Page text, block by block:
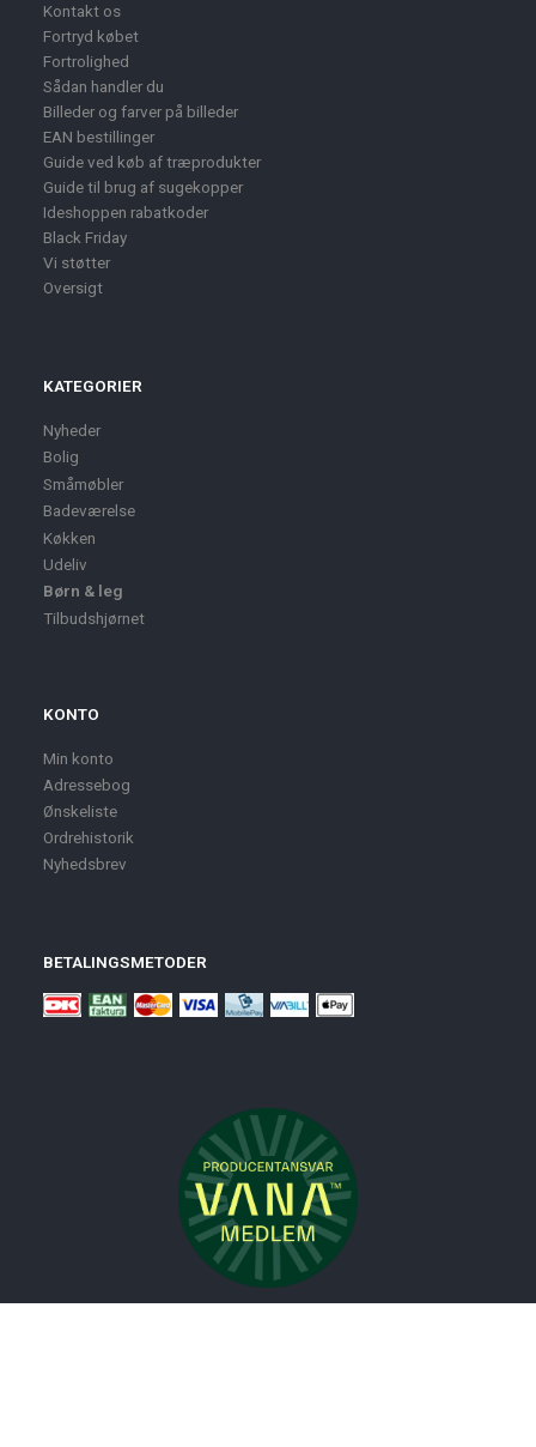
Kontakt os
Fortryd købet
Fortrolighed
Sådan handler du
Billeder og farver på billeder
EAN bestillinger
Guide ved køb af træprodukter
Guide til brug af sugekopper
Ideshoppen rabatkoder
Black Friday
Vi støtter
Oversigt
KATEGORIER
Nyheder
Bolig
Småmøbler
Badeværelse
Køkken
Udeliv
Børn & leg
Tilbudshjørnet
KONTO
Min konto
Adressebog
Ønskeliste
Ordrehistorik
Nyhedsbrev
BETALINGSMETODER